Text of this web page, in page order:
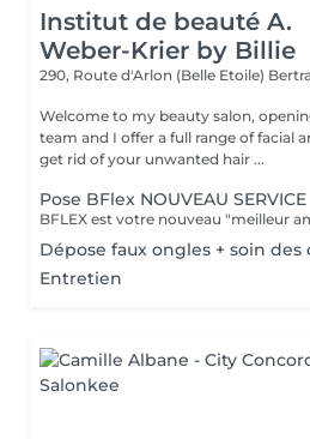
Institut de beauté A.
Weber-Krier by Billie
290, Route d'Arlon (Belle Etoile)
Welcome to my beauty salon,
team and I offer a full range of facial
get rid of your unwanted hair ...
Pose BFlex NOUVEAU SERVICE
Dépose faux ongles + soin des
Entretien